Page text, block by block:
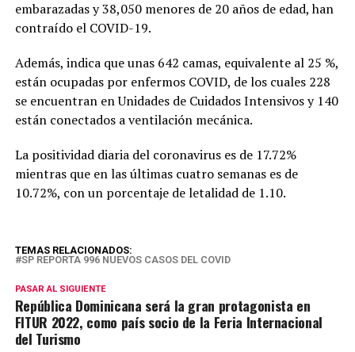
embarazadas y 38,050 menores de 20 años de edad, han
contraído el COVID-19.
Además, indica que unas 642 camas, equivalente al 25 %,
están ocupadas por enfermos COVID, de los cuales 228
se encuentran en Unidades de Cuidados Intensivos y 140
están conectados a ventilación mecánica.
La positividad diaria del coronavirus es de 17.72%
mientras que en las últimas cuatro semanas es de
10.72%, con un porcentaje de letalidad de 1.10.
TEMAS RELACIONADOS:
SP REPORTA 996 NUEVOS CASOS DEL COVID
PASAR AL SIGUIENTE
República Dominicana será la gran protagonista en
FITUR 2022, como país socio de la Feria Internacional
del Turismo